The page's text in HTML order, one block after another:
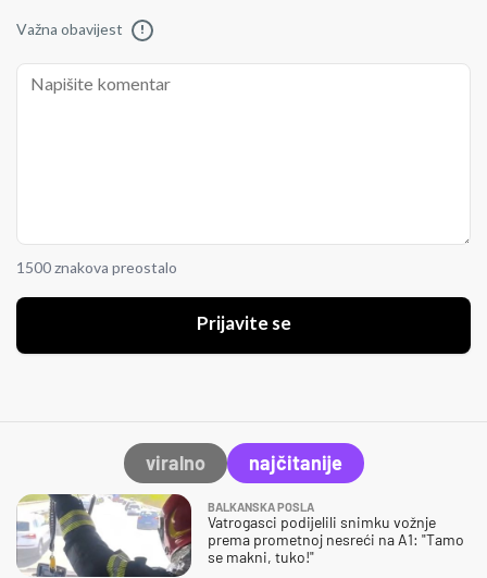
Važna obavijest !
1500 znakova preostalo
Prijavite se
viralno najčitanije
BALKANSKA POSLA
Vatrogasci podijelili snimku vožnje
prema prometnoj nesreći na A1: "Tamo
se makni, tuko!"